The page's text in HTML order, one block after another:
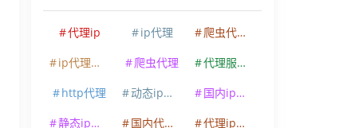
代理ip ip代理
爬虫代理ip
ip代理软件
爬虫代理
代理服务器
http代理
动态ip代理
国内ip代理
静态ip代理
国内代理ip
代理ip软件